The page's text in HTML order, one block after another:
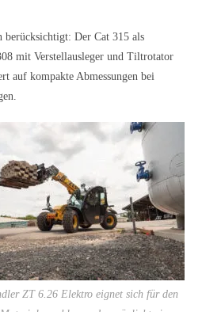
Der Cat 315 als
mit Verstellausleger und Tiltrotator
auf kompakte Abmessungen bei
ZT 6.26 Elektro eignet sich für den